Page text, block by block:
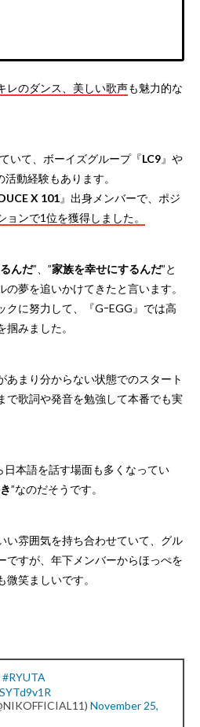
レのダンス、美しい歌声も魅力的な
いて、ボーイズグループ『LC9』や
動経験もあります。
X 101』出身メンバーで、ポジ
ョンで1位を獲得しました。
んだ”、”家族を幸せにするんだ”と
夢を追いかけてきたと言います。
クに努力して、『GｰEGG』では高
みました。
あまり分からない状態でのスタート
で歌詞や発音を勉強して本番でも実
本語を話す場面も多くなってい
”なのだそうです。
い雰囲気を持ち合わせていて、グル
ですが、年下メンバーからほっぺを
笑ましいです。
#RYUTA
November 25,